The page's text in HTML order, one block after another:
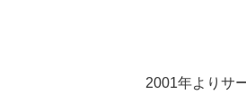
2001年よりサ